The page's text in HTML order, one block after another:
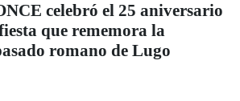
celebró el 25 aniversario
que rememora la
romano de Lugo